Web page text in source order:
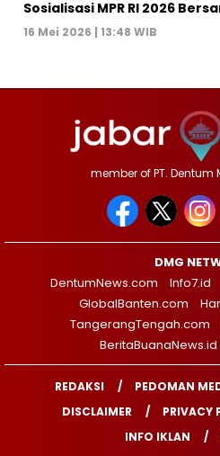
Sosialisasi MPR RI 2026
16 Mei 2026 | 13:48 WIB
member of PT.
DMG
DentumNews.com
Info7.id
GlobalBanten.com
TangerangTengah.com
BeritaBuanaNews.id
REDAKSI PEDOMAN
DISCLAIMER
PRIVACY
INFO IKLAN